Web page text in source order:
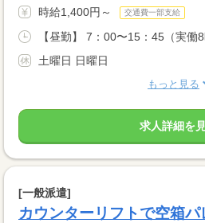
時給1,400円～ 交通費一部支給
【昼勤】 7：00〜15：45（実働
土曜日 日曜日
もっと見る
求人詳細を
[一般派遣]
カウンターリフトで空箱